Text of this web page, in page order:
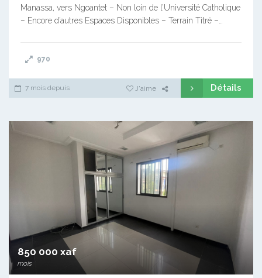
Manassa, vers Ngoantet – Non loin de l’Université Catholique
– Encore d’autres Espaces Disponibles – Terrain Titré –…
970
7 mois depuis J'aime Détails
850 000 xaf
mois